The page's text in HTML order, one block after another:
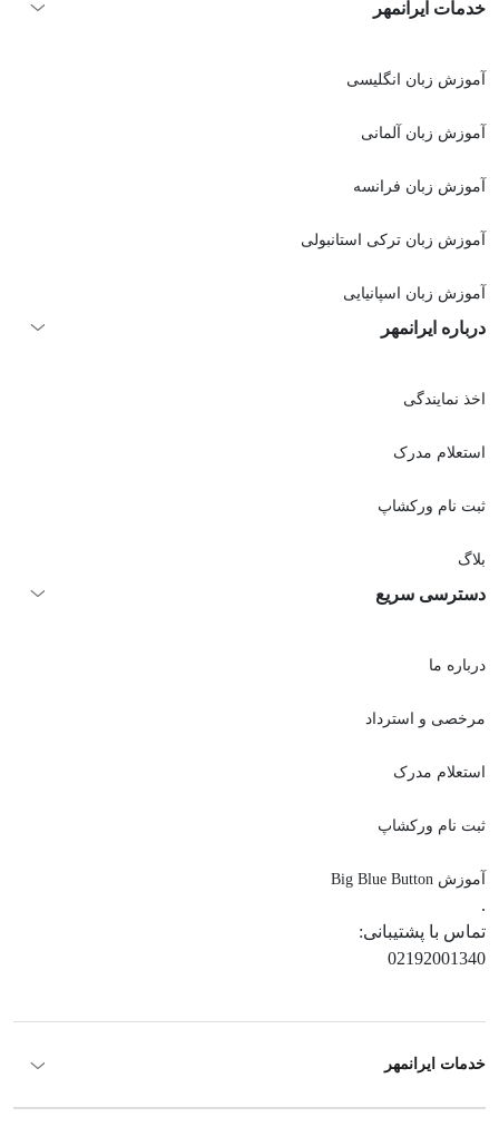
خدمات ایرانمهر
آموزش زبان انگلیسی
آموزش زبان آلمانی
آموزش زبان فرانسه
آموزش زبان ترکی استانبولی
آموزش زبان اسپانیایی
درباره ایرانمهر
اخذ نمايندگی
استعلام مدرک
ثبت نام ورکشاپ
بلاگ
دسترسی سریع
درباره ما
مرخصی و استرداد
استعلام مدرک
ثبت نام ورکشاپ
آموزش Big Blue Button
.
تماس با پشتیبانی:
02192001340
خدمات ایرانمهر